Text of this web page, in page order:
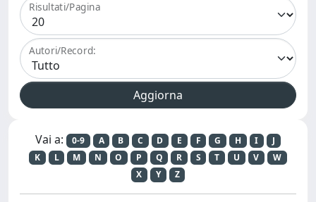
Risultati/Pagina
Autori/Record:
Vai a: 0-9 A B C D E F G H I
J
K
L M N O P Q R S T U V
W
X
Y Z